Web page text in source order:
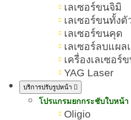
เลเซอร์ขนจิมิ
เลเซอร์ขนทั้งตั
เลเซอร์ขนคุด
เลเซอร์ลบแผล
เครื่องเลเซอร์
YAG Laser
บริการปรับรูปหน้า
โปรแกรมยกกระชับใบหน้า
Oligio
กลไกการทำงานของ
ปัจจัยที่ทำให้คอลลาเ
วิธีเติมคอลลาเจนให้ร่
ธรรมชาติ
วิธีเติมคอลลาเจนแบ